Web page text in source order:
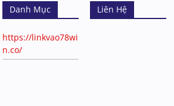
Danh Mục
https://linkvao78wi
n.co/
Liên Hệ